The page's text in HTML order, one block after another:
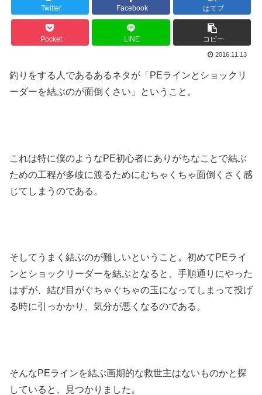
Twitter Facebook はてブ
Pocket LINE コピー
2016.11.13
釣りをする人であるあるネタが「PEラインとショックリ
ーダーを結ぶのが面倒くさい」ということ。
これは特に僕のようなPE初心者にありがちなことで結ぶ
ための工程が多岐に渡るためにむちゃくちゃ面倒くさく感
じてしまうのである。
そしてうまく結ぶのが難しいということ。初めてPEライ
ンとショックリーダーを結ぶとなると、手順通りにやった
はずが、結び目がぐちゃぐちゃの玉になってしまって投げ
る時に引っかかり、気分が悪くなるのである。
そんなPEラインを結ぶ画期的な救世主はないものかと探
していると、見つかりました。